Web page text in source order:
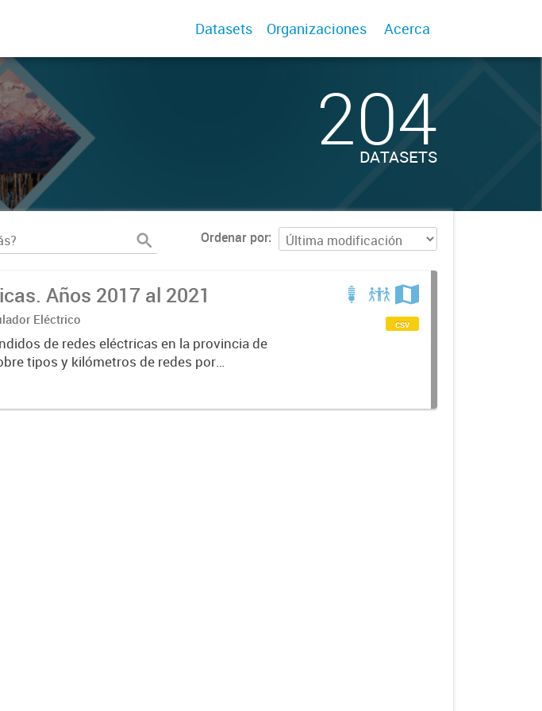
Datasets Organizaciones Acerca
204
DATASETS
Ordenar por
Años 2017 al 2021
Eléctrico
de redes eléctricas en la provincia de
tipos y kilómetros de redes por
csv